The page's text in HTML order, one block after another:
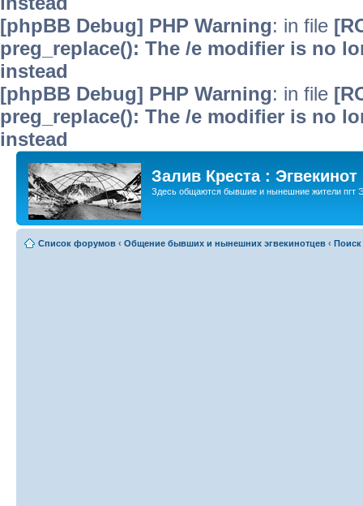
[phpBB Debug] PHP Warning: in file
preg_replace(): The /e modifier is no
instead
[phpBB Debug] PHP Warning: in file
preg_replace(): The /e modifier is no
instead
Залив Креста : Эгвекинот
Здесь общаются бывшие и нынешние жители пгт
Список форумов ‹ Общение бывших и нынешних эгвекинотцев ‹ Поиск